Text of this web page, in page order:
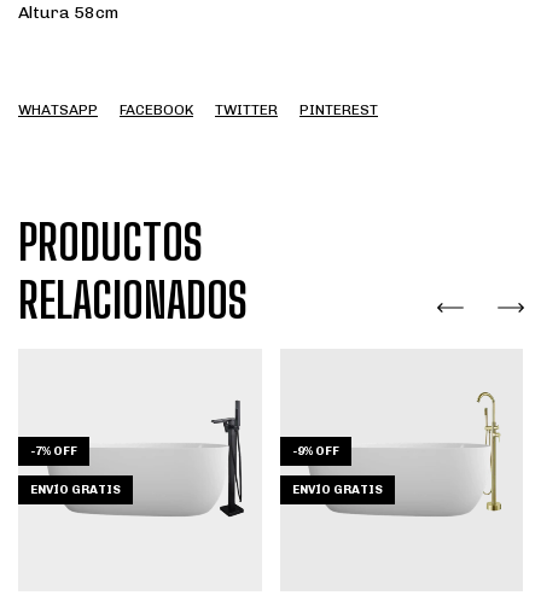
Altura 58cm
WHATSAPP FACEBOOK TWITTER PINTEREST
PRODUCTOS
RELACIONADOS
-7% OFF
ENVÍO GRATIS
-9% OFF
ENVÍO GRATIS